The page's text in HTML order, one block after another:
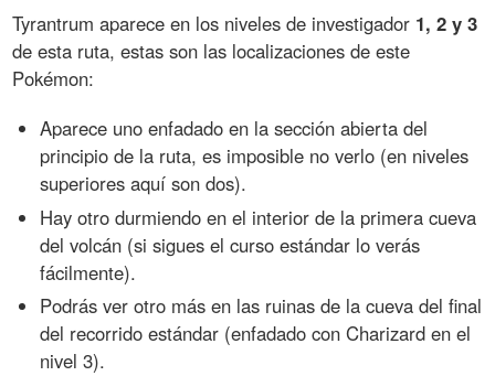
Tyrantrum aparece en los niveles de investigador 1, 2 y 3
de esta ruta, estas son las localizaciones de este
Pokémon:
Aparece uno enfadado en la sección abierta del
principio de la ruta, es imposible no verlo (en niveles
superiores aquí son dos).
Hay otro durmiendo en el interior de la primera cueva
del volcán (si sigues el curso estándar lo verás
fácilmente).
Podrás ver otro más en las ruinas de la cueva del final
del recorrido estándar (enfadado con Charizard en el
nivel 3).